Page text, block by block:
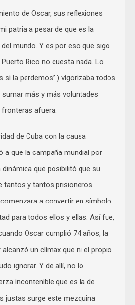
de Oscar, sus reflexiones
patria a pesar de que es la
mundo. Y es por eso que sigo
Rico no cuesta nada. Lo
si la perdemos”.) vigorizaba todos
sumar más y más voluntades
afuera.
de Cuba con la causa
a que la campaña mundial por
dinámica que posibilitó que su
tantos y tantos prisioneros
a convertir en símbolo
para todos ellos y ellas. Así fue,
Oscar cumplió 74 años, la
un clímax que ni el propio
ignorar. Y de allí, no lo
incontenible que es la de
justas surge este mezquina